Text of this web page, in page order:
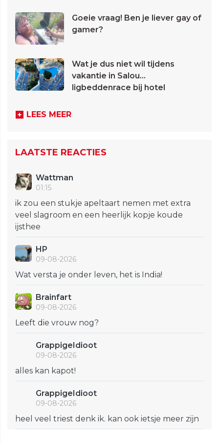
Goeie vraag! Ben je liever gay of
gamer?
Wat je dus niet wil tijdens
vakantie in Salou...
ligbeddenrace bij hotel
LEES MEER
LAATSTE REACTIES
Wattman
01:15
ik zou een stukje apeltaart nemen met extra
veel slagroom en een heerlijk kopje koude
ijsthee
HP
09-08-2026
Wat versta je onder leven, het is India!
Brainfart
09-08-2026
Leeft die vrouw nog?
GrappigeIdioot
09-08-2026
alles kan kapot!
GrappigeIdioot
09-08-2026
heel veel triest denk ik. kan ook ietsje meer zijn